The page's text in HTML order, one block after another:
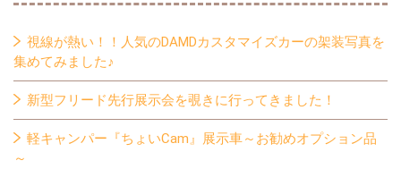
視線が熱い！！人気のDAMDカスタマイズカーの架装写真を
集めてみました♪
新型フリード先行展示会を覗きに行ってきました！
軽キャンパー『ちょいCam』展示車～お勧めオプション品
～